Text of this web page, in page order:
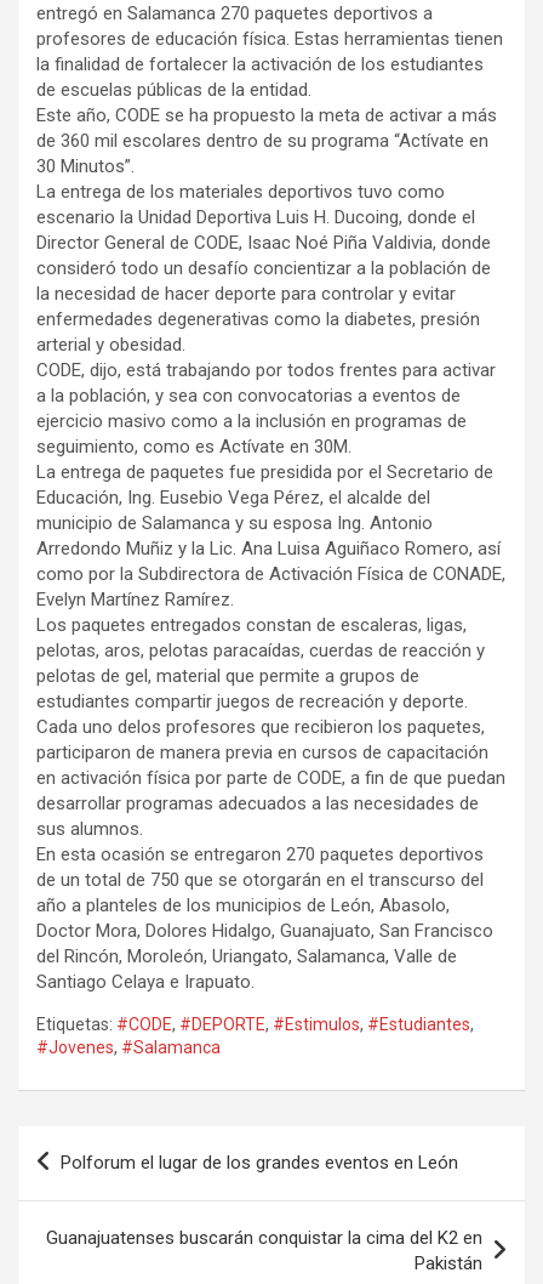
entregó en Salamanca 270 paquetes deportivos a
profesores de educación física. Estas herramientas tienen
la finalidad de fortalecer la activación de los estudiantes
de escuelas públicas de la entidad.
Este año, CODE se ha propuesto la meta de activar a más
de 360 mil escolares dentro de su programa “Actívate en
30 Minutos”.
La entrega de los materiales deportivos tuvo como
escenario la Unidad Deportiva Luis H. Ducoing, donde el
Director General de CODE, Isaac Noé Piña Valdivia, donde
consideró todo un desafío concientizar a la población de
la necesidad de hacer deporte para controlar y evitar
enfermedades degenerativas como la diabetes, presión
arterial y obesidad.
CODE, dijo, está trabajando por todos frentes para activar
a la población, y sea con convocatorias a eventos de
ejercicio masivo como a la inclusión en programas de
seguimiento, como es Actívate en 30M.
La entrega de paquetes fue presidida por el Secretario de
Educación, Ing. Eusebio Vega Pérez, el alcalde del
municipio de Salamanca y su esposa Ing. Antonio
Arredondo Muñiz y la Lic. Ana Luisa Aguiñaco Romero, así
como por la Subdirectora de Activación Física de CONADE,
Evelyn Martínez Ramírez.
Los paquetes entregados constan de escaleras, ligas,
pelotas, aros, pelotas paracaídas, cuerdas de reacción y
pelotas de gel, material que permite a grupos de
estudiantes compartir juegos de recreación y deporte.
Cada uno delos profesores que recibieron los paquetes,
participaron de manera previa en cursos de capacitación
en activación física por parte de CODE, a fin de que puedan
desarrollar programas adecuados a las necesidades de
sus alumnos.
En esta ocasión se entregaron 270 paquetes deportivos
de un total de 750 que se otorgarán en el transcurso del
año a planteles de los municipios de León, Abasolo,
Doctor Mora, Dolores Hidalgo, Guanajuato, San Francisco
del Rincón, Moroleón, Uriangato, Salamanca, Valle de
Santiago Celaya e Irapuato.
Etiquetas: #CODE, #DEPORTE, #Estimulos, #Estudiantes,
#Jovenes, #Salamanca
Navegación
Polforum el lugar de los grandes eventos en León
Guanajuatenses buscarán conquistar la cima del K2 en
Pakistán